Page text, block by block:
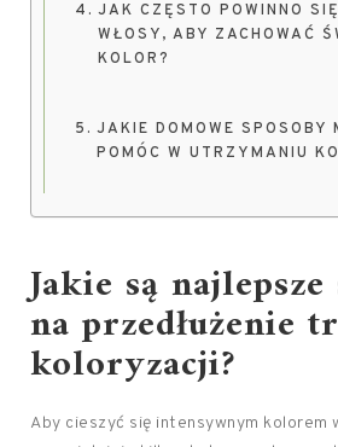
JAK CZĘSTO POWINNO
WŁOSY, ABY ZACHOWAĆ
KOLOR?
JAKIE DOMOWE SPOSOBY
POMÓC W UTRZYMANIU
Jakie są
na przedłużenie
koloryzacji?
Aby cieszyć się intensywnym kolorem